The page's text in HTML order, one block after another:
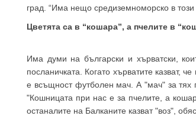
град. “Има нещо средиземноморско в
Цветята са в “кошара”, а пчелите в
Има думи на български и хърватски,
посланичката. Когато хърватите казват,
е всъщност футболен мач. А "мач" за
"Кошницата при нас е за пчелите, а
останалите на Балканите казват "воз",